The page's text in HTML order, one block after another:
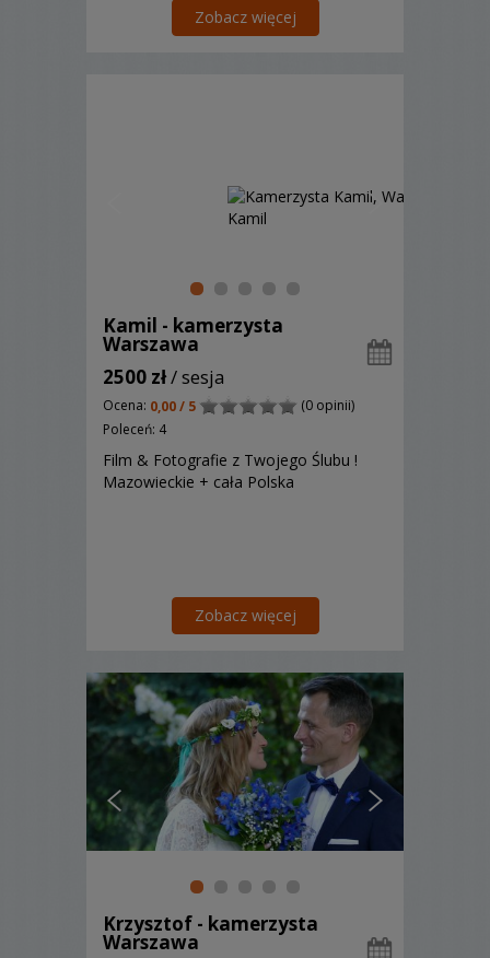
Zobacz więcej
Kamil - kamerzysta
Warszawa
2500 zł/ sesja
Ocena: 0,00 / 5
(0 opinii)
Poleceń: 4
Film & Fotografie z Twojego Ślubu !
Mazowieckie + cała Polska
Zobacz więcej
Krzysztof - kamerzysta
Warszawa